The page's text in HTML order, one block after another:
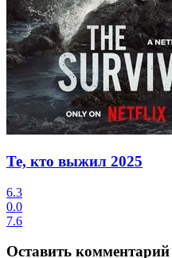
Те, кто выжил 2025
6.3
0.0
7.6
Оставить комментарий